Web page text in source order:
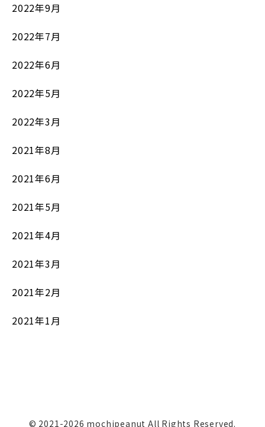
2022年9月
2022年7月
2022年6月
2022年5月
2022年3月
2021年8月
2021年6月
2021年5月
2021年4月
2021年3月
2021年2月
2021年1月
© 2021-2026 mochipeanut All Rights Reserved.